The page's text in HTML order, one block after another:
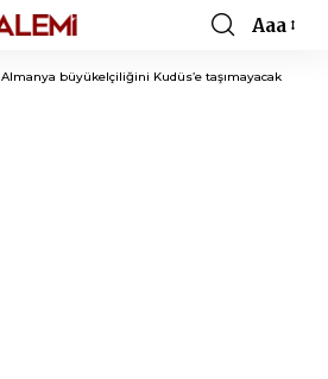
Font
Resizer
Aaa
Almanya büyükelçiliğini Kudüs’e taşımayacak